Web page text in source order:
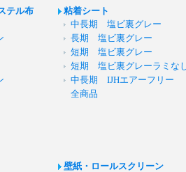
テル布
粘着シート
中長期 塩ビ裏グレー
長期 塩ビ裏グレー
短期 塩ビ裏グレー
短期 塩ビ裏グレーラミな
中長期 IJHエアーフリー
全商品
壁紙・ロールスクリーン